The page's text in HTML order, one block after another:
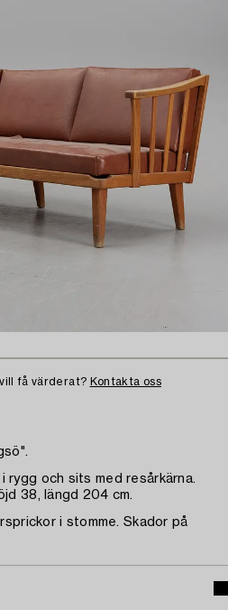
få värderat? Kontakta oss
rygg och sits med resårkärna.
38, längd 204 cm.
i stomme. Skador på